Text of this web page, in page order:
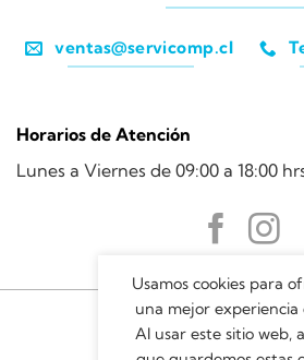
ventas@servicomp.cl
Horarios de Atención
Lunes a Viernes de 09:00 a 18:00
Usamos cookies para
una mejor experiencia
Al usar este sitio web,